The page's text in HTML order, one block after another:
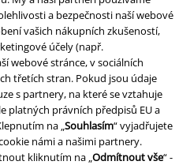
a bezpečnosti naší webové
vašich nákupních zkušeností,
účely (např.
webové stránce, v sociálních
třetích stran. Pokud jsou údaje
s partnery, na které se vztahuje
platných právních předpisů EU a
na „Souhlasím“ vyjadřujete
námi a našimi partnery.
kliknutím na „Odmítnout vše“ -
Balík Do ruky
aplikaci